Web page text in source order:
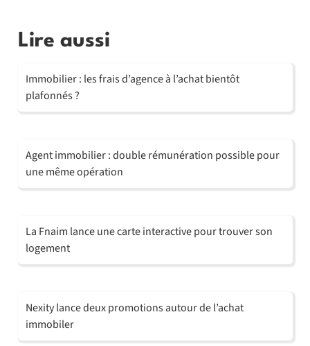
Lire aussi
Immobilier : les frais d’agence à l’achat bientôt
plafonnés ?
Agent immobilier : double rémunération possible pour
une même opération
La Fnaim lance une carte interactive pour trouver son
logement
Nexity lance deux promotions autour de l’achat
immobiler